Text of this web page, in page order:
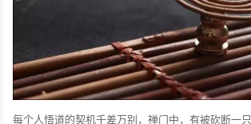
每个人悟道的契机千差万别，禅门中，有被砍断一